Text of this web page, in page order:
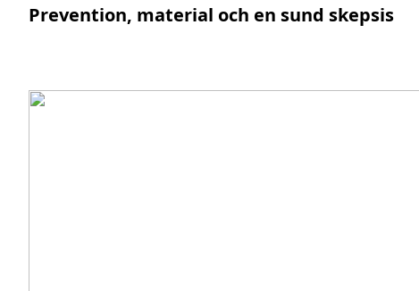
Prevention, material och en sund skepsis